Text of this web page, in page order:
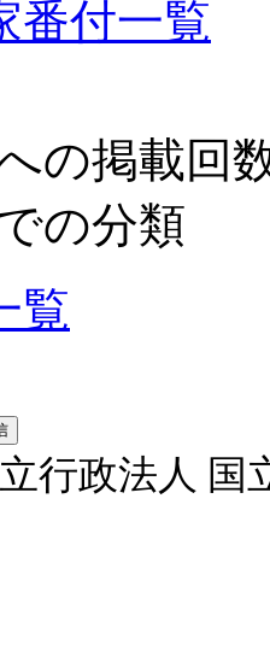
番付一覧
の掲載回
の分類
覧
行政法人 国